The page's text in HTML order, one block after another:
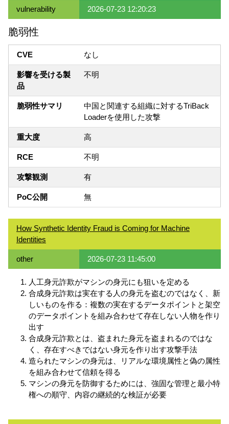
vulnerability 2026-07-23 12:20:23
脆弱性
CVE なし
影響を受ける製
品
不明
脆弱性サマリ
中国と関連する組織に対するTriBack
Loaderを使用した攻撃
重大度 高
RCE 不明
攻撃観測 有
PoC公開 無
How Synthetic Identity Fraud is Coming for Machine
Identities
other 2026-07-23 11:45:00
人工身元詐欺がマシンの身元にも狙いを定める
合成身元詐欺は実在する人の身元を盗むのではなく、新
しいものを作る：複数の実在するデータポイントと架空
のデータポイントを組み合わせて存在しない人物を作り
出す
合成身元詐欺とは、盗まれた身元を盗まれるのではな
く、存在すべきではない身元を作り出す攻撃手法
造られたマシンの身元は、リアルな環境属性と偽の属性
を組み合わせて信頼を得る
マシンの身元を防御するためには、強固な管理と最小特
権への順守、内容の継続的な検証が必要